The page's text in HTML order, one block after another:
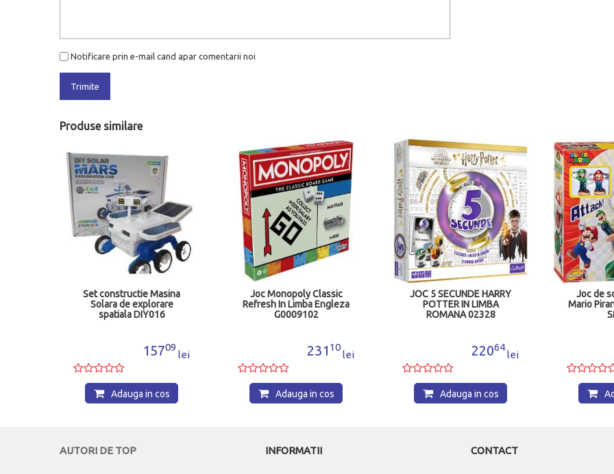
Notificare prin e-mail cand apar comentarii noi
Trimite
Produse similare
Set constructie Masina
Solara de explorare
spatiala DIY016
15709
lei
Adauga in cos
Joc Monopoly Classic
Refresh In Limba Engleza
G0009102
231 10
lei
Adauga in cos
JOC 5 SECUNDE HARRY
POTTER IN LIMBA
ROMANA 02328
22064
lei
Adauga in cos
Joc de
Mario
AUTORI DE TOP INFORMATII CONTACT